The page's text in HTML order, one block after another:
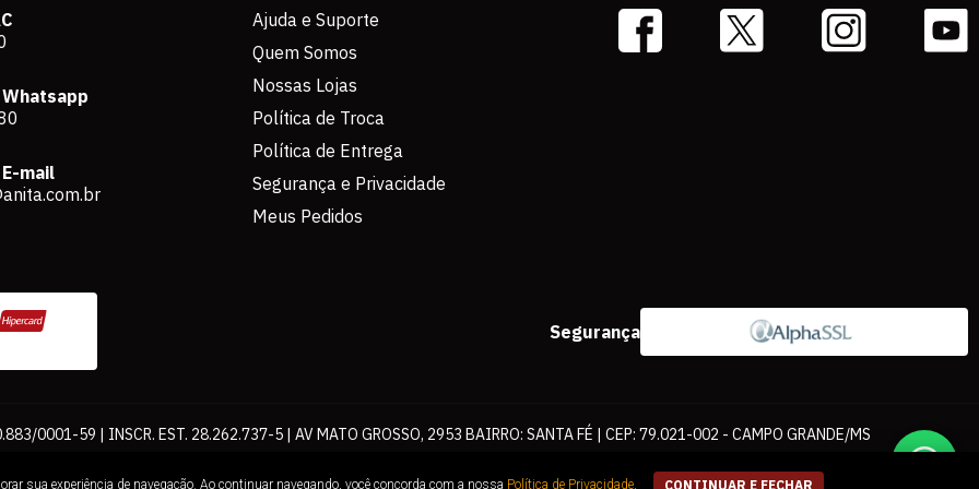
mail
Ajuda e Suporte
Quem Somos
Nossas Lojas
Política de Troca
Política de Entrega
Segurança e Privacidade
Meus Pedidos
Segurança
0001-59 | INSCR. EST. 28.262.737-5 | AV MATO GROSSO, 2953 BAIRRO: SANTA FÉ | CEP: 79.021-002 - CAMPO GRANDE/MS
sua experiência de navegação. Ao continuar navegando, você concorda com a nossa Política de Privacidade CONTINUAR E FECHAR